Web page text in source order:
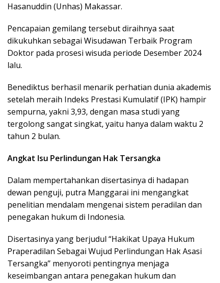
Hasanuddin (Unhas) Makassar.
Pencapaian gemilang tersebut diraihnya saat
dikukuhkan sebagai Wisudawan Terbaik Program
Doktor pada prosesi wisuda periode Desember 2024
lalu.
Benediktus berhasil menarik perhatian dunia akademis
setelah meraih Indeks Prestasi Kumulatif (IPK) hampir
sempurna, yakni 3,93, dengan masa studi yang
tergolong sangat singkat, yaitu hanya dalam waktu 2
tahun 2 bulan.
Angkat Isu Perlindungan Hak Tersangka
Dalam mempertahankan disertasinya di hadapan
dewan penguji, putra Manggarai ini mengangkat
penelitian mendalam mengenai sistem peradilan dan
penegakan hukum di Indonesia.
Disertasinya yang berjudul “Hakikat Upaya Hukum
Praperadilan Sebagai Wujud Perlindungan Hak Asasi
Tersangka” menyoroti pentingnya menjaga
keseimbangan antara penegakan hukum dan